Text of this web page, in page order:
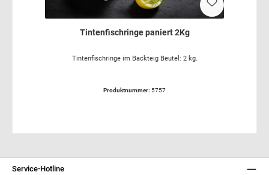
Tintenfischringe paniert 2Kg
Tintenfischringe im Backteig Beutel: 2 kg.
Produktnummer: 5757
Service-Hotline